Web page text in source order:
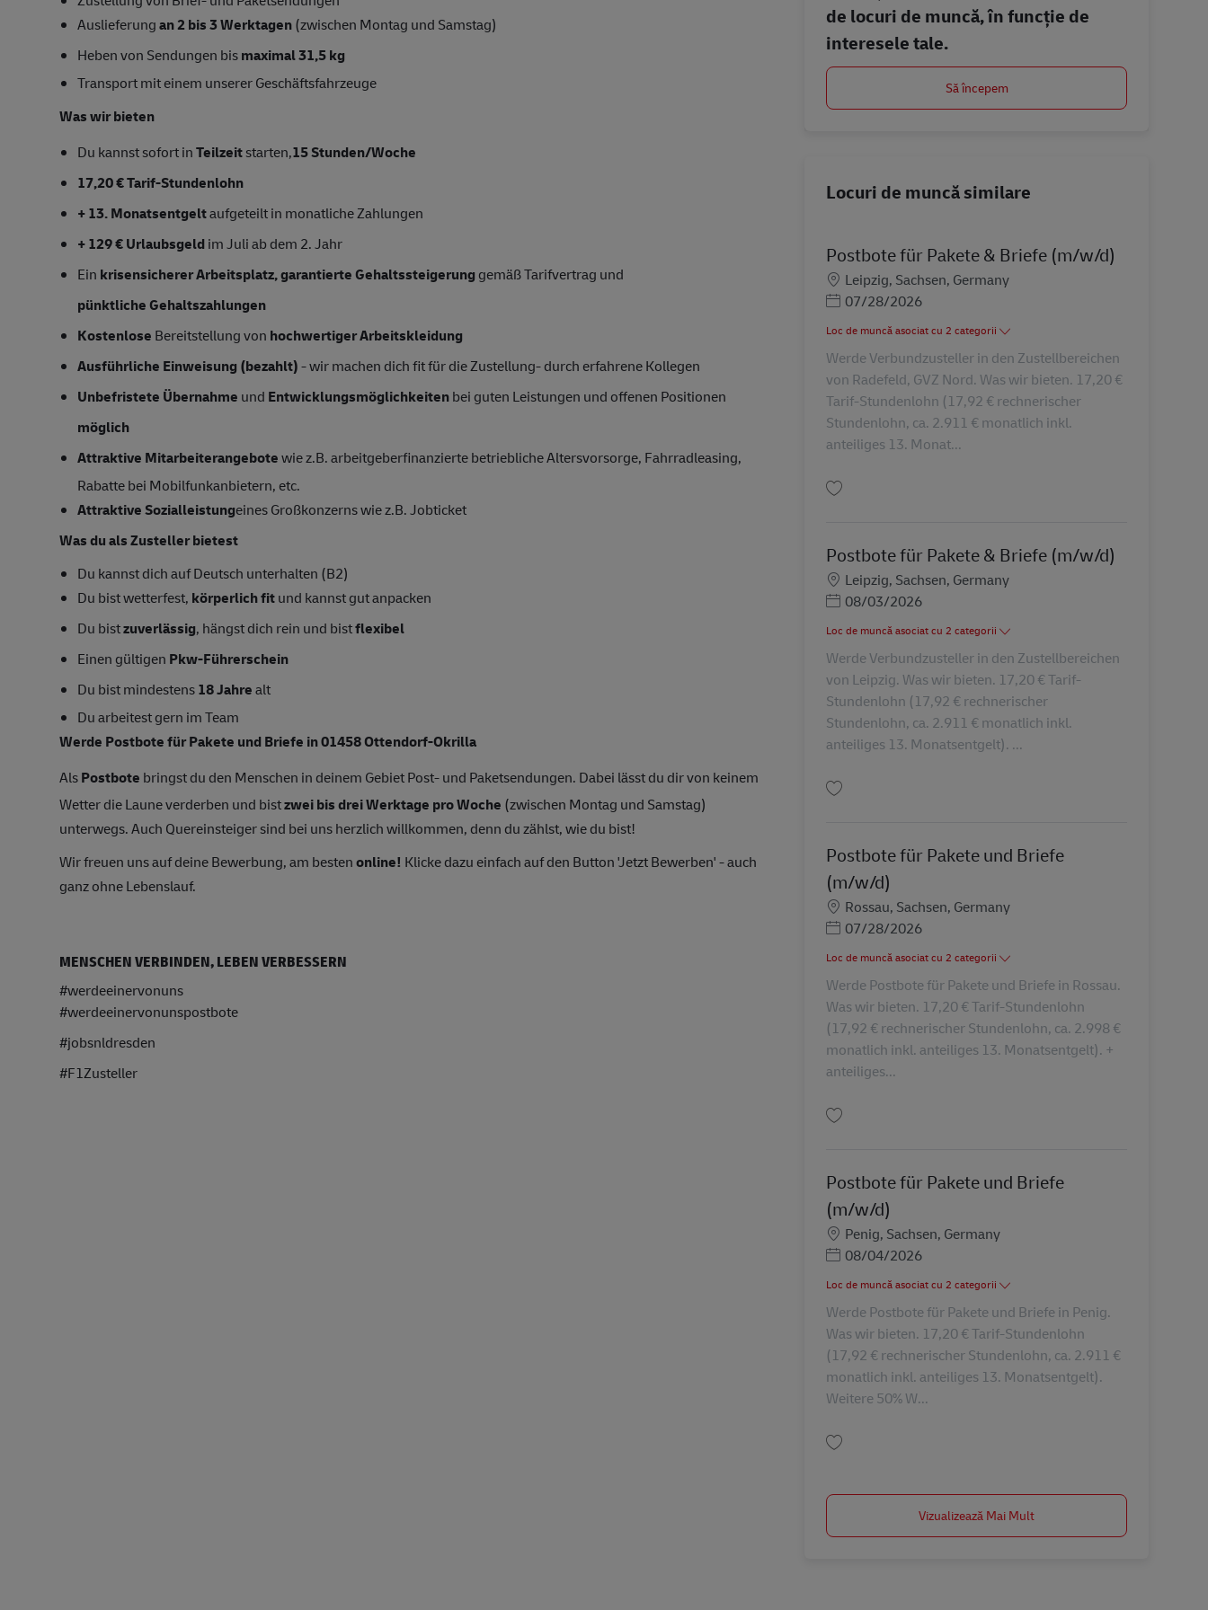
Auslieferungan 2 bis 3 Werktagen(zwischen Montag und Samstag)
Heben von Sendungen bismaximal 31,5 kg
Transport mit einem unserer Geschäftsfahrzeuge
Was wir bieten
Du kannst sofort inTeilzeitstarten,15 Stunden/Woche
17,20 € Tarif-Stundenlohn
+ 13. Monatsentgeltaufgeteilt in monatliche Zahlungen
+ 129 € Urlaubsgeldim Juli ab dem 2. Jahr
Ein krisensicherer Arbeitsplatz, garantierte Gehaltssteigerung gemäß Tarifvertrag und
pünktliche Gehaltszahlungen
Kostenlose Bereitstellung von hochwertiger Arbeitskleidung
Ausführliche Einweisung (bezahlt)- wir machen dich fit für die Zustellung- durch erfahrene Kollegen
Unbefristete Übernahme und Entwicklungsmöglichkeitenbei guten Leistungen und offenen Positionen
möglich
Attraktive Mitarbeiterangebotewie z.B. arbeitgeberfinanzierte betriebliche Altersvorsorge, Fahrradleasing,
Rabatte bei Mobilfunkanbietern, etc.
Attraktive Sozialleistungeines Großkonzerns wie z.B. Jobticket
Was du als Zusteller bietest
Du kannst dich auf Deutsch unterhalten (B2)
Du bist wetterfest, körperlich fitund kannst gut anpacken
Du bistzuverlässig, hängst dich rein und bistflexibel
Einen gültigen Pkw-Führerschein
Du bist mindestens18 Jahrealt
Du arbeitest gern im Team
Werde Postbote für Pakete und Briefe in 01458 Ottendorf-Okrilla
AlsPostbote bringst du den Menschen in deinem Gebiet Post- und Paketsendungen. Dabei lässt du dir von keinem
Wetter die Laune verderben und bistzwei bis drei Werktage pro Woche (zwischen Montag und Samstag)
unterwegs. Auch Quereinsteiger sind bei uns herzlich willkommen, denn du zählst, wie du bist!
Wir freuen uns auf deine Bewerbung, am bestenonline! Klicke dazu einfach auf den Button 'Jetzt Bewerben' - auch
ganz ohne Lebenslauf.
MENSCHEN VERBINDEN, LEBEN VERBESSERN
#werdeeinervonuns
#werdeeinervonunspostbote
#jobsnldresden
#F1Zusteller
de locuri de muncă, în funcție de
interesele tale.
Să începem
Locuri de muncă similare
Postbote für Pakete & Briefe (m/w/d)
Locație
Leipzig, Sachsen, Germany
Posted Date
07/28/2026
Loc de muncă asociat cu 2 categorii
Werde Verbundzusteller in den Zustellbereichen
von Radefeld, GVZ Nord. Was wir bieten. 17,20 €
Tarif-Stundenlohn (17,92 € rechnerischer
Stundenlohn, ca. 2.911 € monatlich inkl.
anteiliges 13. Monat...
Postbote für Pakete & Briefe (m/w/d)
Locație
Leipzig, Sachsen, Germany
Posted Date
08/03/2026
Loc de muncă asociat cu 2 categorii
Werde Verbundzusteller in den Zustellbereichen
von Leipzig. Was wir bieten. 17,20 € Tarif-
Stundenlohn (17,92 € rechnerischer
Stundenlohn, ca. 2.911 € monatlich inkl.
anteiliges 13. Monatsentgelt). ...
Postbote für Pakete und Briefe
(m/w/d)
Locație
Rossau, Sachsen, Germany
Posted Date
07/28/2026
Loc de muncă asociat cu 2 categorii
Werde Postbote für Pakete und Briefe in Rossau.
Was wir bieten. 17,20 € Tarif-Stundenlohn
(17,92 € rechnerischer Stundenlohn, ca. 2.998 €
monatlich inkl. anteiliges 13. Monatsentgelt). +
anteiliges...
Postbote für Pakete und Briefe
(m/w/d)
Locație
Penig, Sachsen, Germany
Posted Date
08/04/2026
Loc de muncă asociat cu 2 categorii
Werde Postbote für Pakete und Briefe in Penig.
Was wir bieten. 17,20 € Tarif-Stundenlohn
(17,92 € rechnerischer Stundenlohn, ca. 2.911 €
monatlich inkl. anteiliges 13. Monatsentgelt).
Weitere 50% W...
Vizualizează Mai Mult